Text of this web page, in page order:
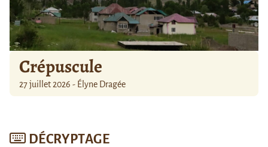
Crépuscule
27 juillet 2026 - Élyne Dragée
DÉCRYPTAGE